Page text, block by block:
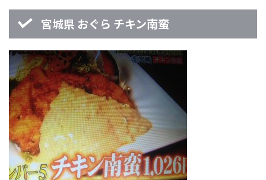
宮城県 おぐら チキン南蛮